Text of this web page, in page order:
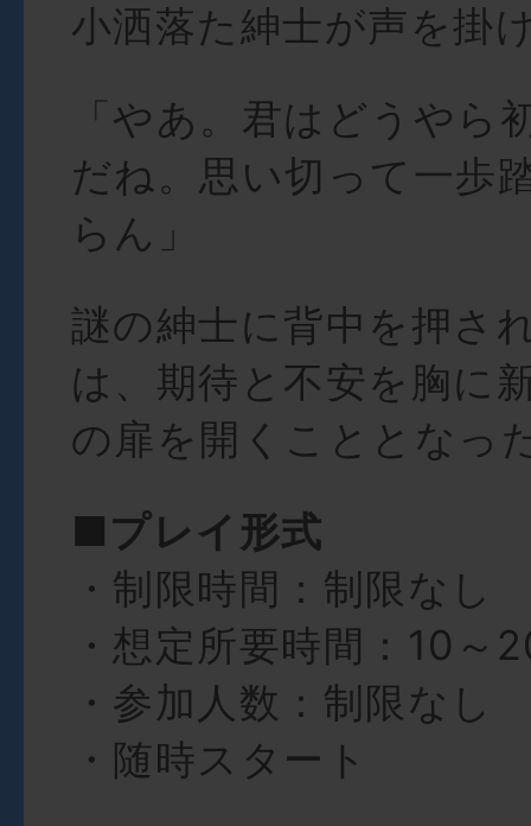
小洒落た紳士が声を掛
「やあ。君はどうやら
だね。思い切って一歩
らん」
謎の紳士に背中を押さ
は、期待と不安を胸に
の扉を開くこととなっ
■プレイ形式
・制限時間：制限なし
・想定所要時間：10～
・参加人数：制限なし
・随時スタート